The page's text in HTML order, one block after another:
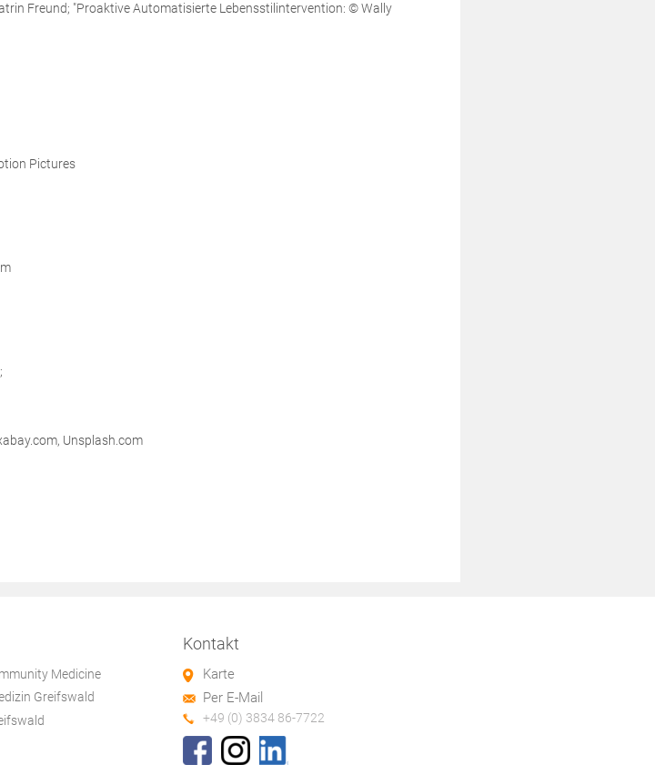
Freund; "Proaktive Automatisierte Lebensstilintervention: © Wally
Pictures
Unsplash.com
Medicine
Greifswald
Kontakt
Karte
Per E-Mail
+49 (0) 3834 86-7722